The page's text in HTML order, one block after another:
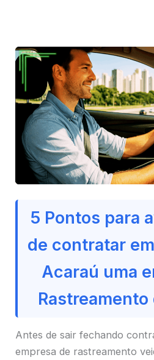
5 Pontos para
de contratar
Acaraú uma
Rastreamento
Antes de sair fechando
empresa de rastreamento